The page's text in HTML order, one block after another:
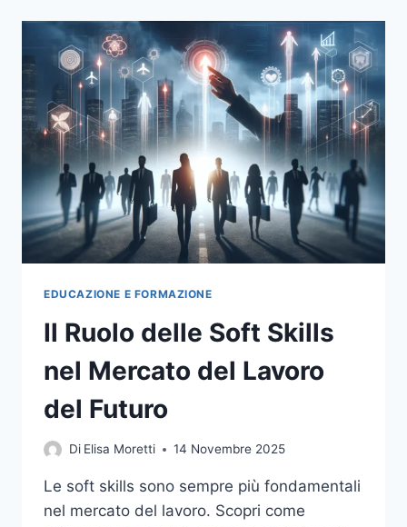
ITALIA:
I
TASK
CHE
CAMBIANO,
I
RUOLI
CHE
CRESCONO
E
LE
COMPETENZE
DA
DAVVERO
EDUCAZIONE E FORMAZIONE
Il Ruolo delle Soft Skills
nel Mercato del Lavoro
del Futuro
Di Elisa Moretti 14 Novembre 2025
Le soft skills sono sempre più fondamentali
nel mercato del lavoro. Scopri come